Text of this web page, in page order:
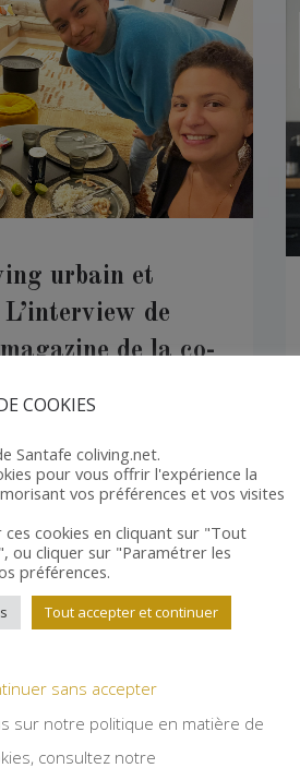
urbain et
de
de la co-
COOKIES
Santafe coliving.net.
pour vous offrir l'expérience la
vos préférences et vos visites
cookies en cliquant sur "Tout
ou cliquer sur "Paramétrer les
préférences.
Tout accepter et continuer
sans accepter
sur notre politique en matière de
consultez notre